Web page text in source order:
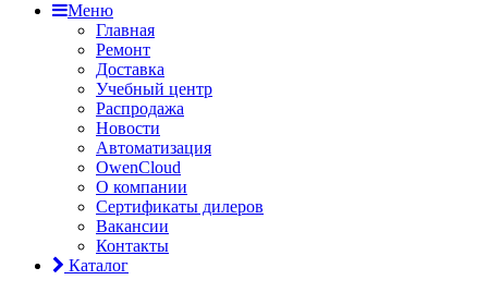
Меню
Главная
Ремонт
Доставка
Учебный центр
Распродажа
Новости
Автоматизация
OwenCloud
О компании
Сертификаты дилеров
Вакансии
Контакты
Каталог